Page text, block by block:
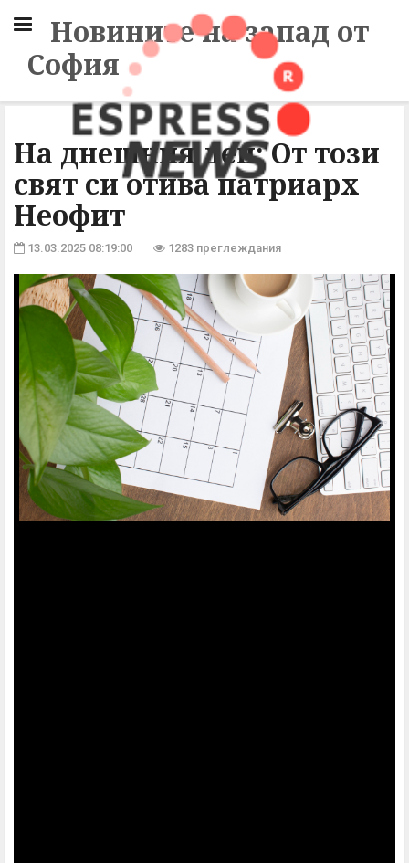
Новините на запад от
София
На днешния ден: От този
свят си отива патриарх
Неофит
13.03.2025 08:19:00 1283 преглеждания